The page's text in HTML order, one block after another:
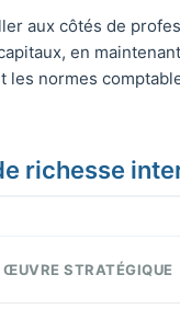
aux côtés de
en
les normes
richesse
ŒUVRE STRATÉGIQUE